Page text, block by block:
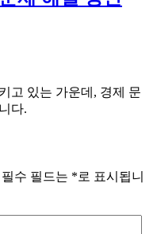
고 있는 가운데, 경제 문
다.
필수 필드는 *로 표시됩니